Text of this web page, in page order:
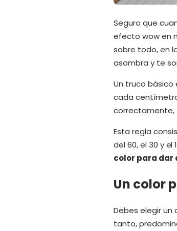
Seguro que
efecto wow en
sobre todo, en
asombra y te
Un truco básico
cada
correctamente,
Esta regla
del 60, el 30 y el
color para dar
Un color
Debes elegir
tanto,